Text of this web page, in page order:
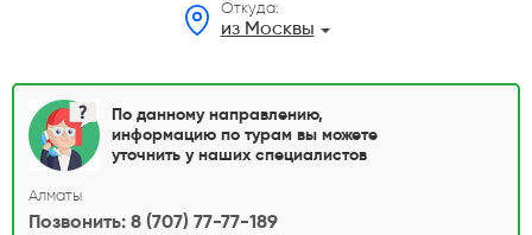
питания. Стоимость туров указана на одного человека при
двухместном размещении. Узнать подробности можно у наших
Откуда:
из Москвы
По данному направлению,
информацию по турам вы можете
уточнить у наших специалистов
Алматы
Позвонить: 8 (707) 77-77-189